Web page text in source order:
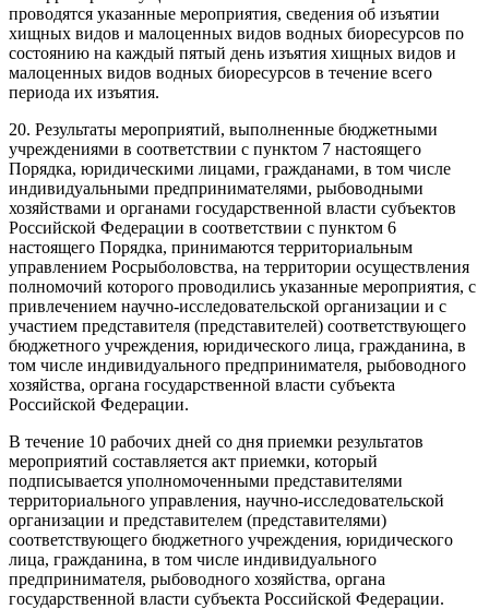
проводятся указанные мероприятия, сведения об изъятии
хищных видов и малоценных видов водных биоресурсов по
состоянию на каждый пятый день изъятия хищных видов и
малоценных видов водных биоресурсов в течение всего
периода их изъятия.
20. Результаты мероприятий, выполненные бюджетными
учреждениями в соответствии с пунктом 7 настоящего
Порядка, юридическими лицами, гражданами, в том числе
индивидуальными предпринимателями, рыбоводными
хозяйствами и органами государственной власти субъектов
Российской Федерации в соответствии с пунктом 6
настоящего Порядка, принимаются территориальным
управлением Росрыболовства, на территории осуществления
полномочий которого проводились указанные мероприятия, с
привлечением научно-исследовательской организации и с
участием представителя (представителей) соответствующего
бюджетного учреждения, юридического лица, гражданина, в
том числе индивидуального предпринимателя, рыбоводного
хозяйства, органа государственной власти субъекта
Российской Федерации.
В течение 10 рабочих дней со дня приемки результатов
мероприятий составляется акт приемки, который
подписывается уполномоченными представителями
территориального управления, научно-исследовательской
организации и представителем (представителями)
соответствующего бюджетного учреждения, юридического
лица, гражданина, в том числе индивидуального
предпринимателя, рыбоводного хозяйства, органа
государственной власти субъекта Российской Федерации.